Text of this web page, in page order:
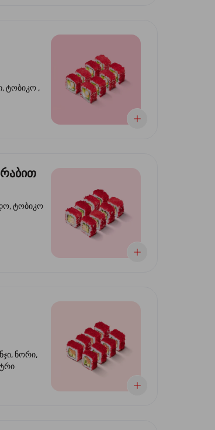
ტობიკო ,
ტობიკო
ნორი,